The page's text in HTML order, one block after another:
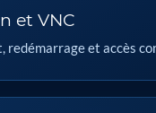
et VNC
redémarrage et accès